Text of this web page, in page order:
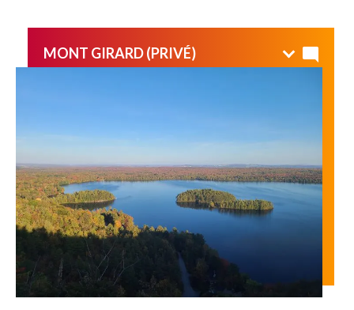
MONT GIRARD (PRIVÉ)
couleurs un soir de semaine! :)